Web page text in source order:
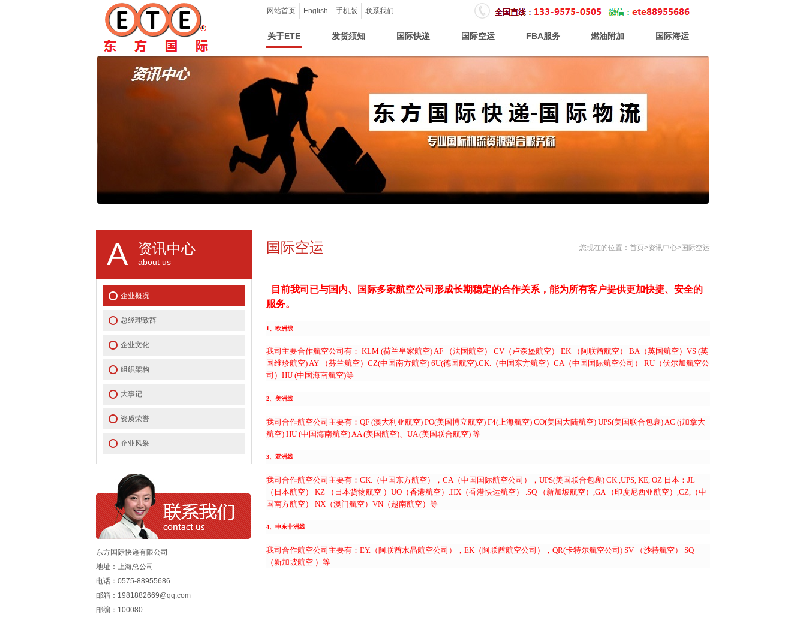
网站首页 English 手机版 联系我们
关于ETE 发货须知 国际快递 国际空运 FBA服务 燃油附加 国际海运
A 资讯中心
about us
企业概况
总经理致辞
企业文化
组织架构
大事记
资质荣誉
企业风采
东方国际快递有限公司
地址：上海总公司
电话：0575-88955686
邮箱：1981882669@qq.com
邮编：100080
您现在的位置：首页>资讯中心>国际空运
国际空运
目前我司已与国内、国际多家航空公司形成长期稳定的合作关系，能为所有客户提供更加快捷、安全的
服务。
1、欧洲线
我司主要合作航空公司有： KLM (荷兰皇家航空) AF （法国航空） CV（卢森堡航空） EK （阿联酋航空） BA（英国航空）VS (英
国维珍航空) AY （芬兰航空）CZ(中国南方航空) 6U(德国航空).CK.（中国东方航空）CA（中国国际航空公司） RU（伏尔加航空公
司）HU (中国海南航空)等
2、美洲线
我司合作航空公司主要有：QF (澳大利亚航空) PO(美国博立航空) F4(上海航空) CO(美国大陆航空) UPS(美国联合包裹) AC (j加拿大
航空) HU (中国海南航空) AA (美国航空)、UA (美国联合航空) 等
3、亚洲线
我司合作航空公司主要有：CK.（中国东方航空），CA（中国国际航空公司），UPS(美国联合包裹) CK ,UPS, KE, OZ 日本：JL
（日本航空） KZ （日本货物航空 ）UO（香港航空）.HX（香港快运航空） .SQ （新加坡航空）,GA （印度尼西亚航空）,CZ,（中
国南方航空） NX（澳门航空）VN（越南航空）等
4、中东非洲线
我司合作航空公司主要有：EY.（阿联酋水晶航空公司），EK（阿联酋航空公司），QR(卡特尔航空公司) SV （沙特航空） SQ
（新加坡航空 ）等